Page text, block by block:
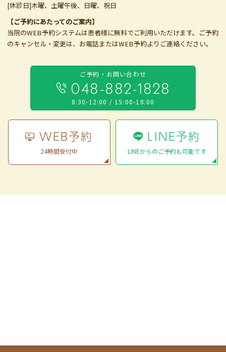
[休診日]木曜、土曜午後、日曜、祝日
【ご予約にあたってのご案内】
当院のWEB予約システムは患者様に無料でご利用いただけます。ご予約
のキャンセル・変更は、お電話またはWEB予約よりご連絡ください。
ご予約・お問い合わせ
048-882-1828
8:30-12:00 / 15:00-18:00
WEB予約
24時間受付中
LINE予約
LINEからのご予約も可能です